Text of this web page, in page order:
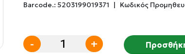
Barcode.: 5203199019371 | Κωδικός
- +